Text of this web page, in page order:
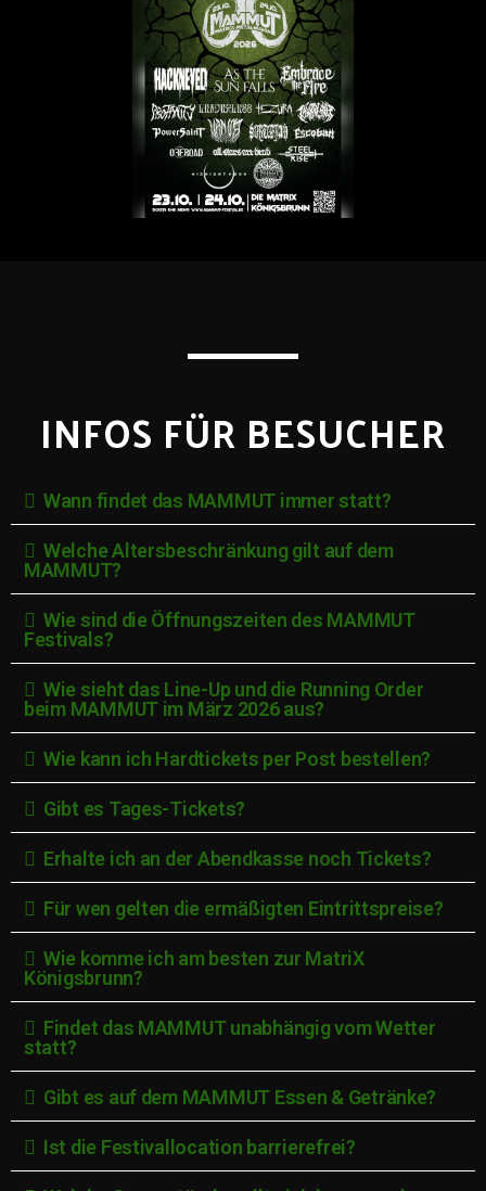
INFOS FÜR BESUCHER
Wann findet das MAMMUT immer statt?
Welche Altersbeschränkung gilt auf dem
MAMMUT?
Wie sind die Öffnungszeiten des MAMMUT
Festivals?
Wie sieht das Line-Up und die Running Order
beim MAMMUT im März 2026 aus?
Wie kann ich Hardtickets per Post bestellen?
Gibt es Tages-Tickets?
Erhalte ich an der Abendkasse noch Tickets?
Für wen gelten die ermäßigten Eintrittspreise?
Wie komme ich am besten zur MatriX
Königsbrunn?
Findet das MAMMUT unabhängig vom Wetter
statt?
Gibt es auf dem MAMMUT Essen & Getränke?
Ist die Festivallocation barrierefrei?